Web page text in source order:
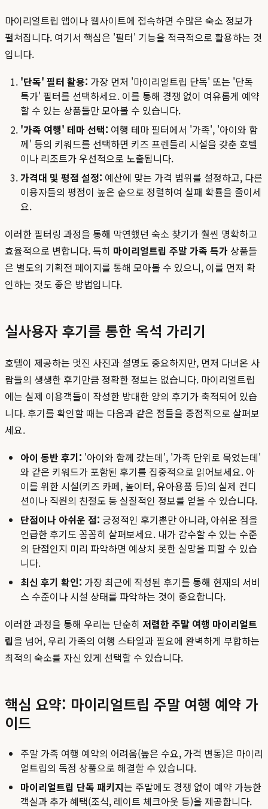
마이리얼트립 앱이나 웹사이트에 접속하면 수많은 숙소 정보가
펼쳐집니다. 여기서 핵심은 '필터' 기능을 적극적으로 활용하는 것
입니다.
'단독' 필터 활용: 가장 먼저 '마이리얼트립 단독' 또는 '단독
특가' 필터를 선택하세요. 이를 통해 경쟁 없이 여유롭게 예약
할 수 있는 상품들만 모아볼 수 있습니다.
'가족 여행' 테마 선택: 여행 테마 필터에서 '가족', '아이와 함
께' 등의 키워드를 선택하면 키즈 프렌들리 시설을 갖춘 호텔
이나 리조트가 우선적으로 노출됩니다.
가격대 및 평점 설정: 예산에 맞는 가격 범위를 설정하고, 다른
이용자들의 평점이 높은 순으로 정렬하여 실패 확률을 줄이세
요.
이러한 필터링 과정을 통해 막연했던 숙소 찾기가 훨씬 명확하고
효율적으로 변합니다. 특히 마이리얼트립 주말 가족 특가 상품들
은 별도의 기획전 페이지를 통해 모아볼 수 있으니, 이를 먼저 확
인하는 것도 좋은 방법입니다.
실사용자 후기를 통한 옥석 가리기
호텔이 제공하는 멋진 사진과 설명도 중요하지만, 먼저 다녀온 사
람들의 생생한 후기만큼 정확한 정보는 없습니다. 마이리얼트립
에는 실제 이용객들이 작성한 방대한 양의 후기가 축적되어 있습
니다. 후기를 확인할 때는 다음과 같은 점들을 중점적으로 살펴보
세요.
아이 동반 후기: '아이와 함께 갔는데', '가족 단위로 묵었는데'
와 같은 키워드가 포함된 후기를 집중적으로 읽어보세요. 아
이를 위한 시설(키즈 카페, 놀이터, 유아용품 등)의 실제 컨디
션이나 직원의 친절도 등 실질적인 정보를 얻을 수 있습니다.
단점이나 아쉬운 점: 긍정적인 후기뿐만 아니라, 아쉬운 점을
언급한 후기도 꼼꼼히 살펴보세요. 내가 감수할 수 있는 수준
의 단점인지 미리 파악하면 예상치 못한 실망을 피할 수 있습
니다.
최신 후기 확인: 가장 최근에 작성된 후기를 통해 현재의 서비
스 수준이나 시설 상태를 파악하는 것이 중요합니다.
이러한 과정을 통해 우리는 단순히 저렴한 주말 여행 마이리얼트
립을 넘어, 우리 가족의 여행 스타일과 필요에 완벽하게 부합하는
최적의 숙소를 자신 있게 선택할 수 있습니다.
핵심 요약: 마이리얼트립 주말 여행 예약 가
이드
주말 가족 여행 예약의 어려움(높은 수요, 가격 변동)은 마이리
얼트립의 독점 상품으로 해결할 수 있습니다.
마이리얼트립 단독 패키지는 주말에도 경쟁 없이 예약 가능한
객실과 추가 혜택(조식, 레이트 체크아웃 등)을 제공합니다.